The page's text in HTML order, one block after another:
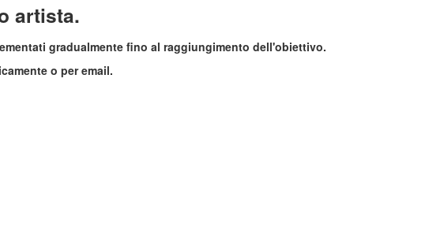
artista.
gradualmente fino al raggiungimento dell'obiettivo.
o per email.